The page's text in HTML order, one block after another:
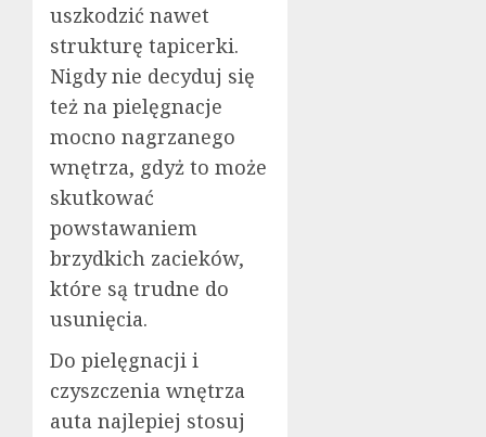
uszkodzić nawet
strukturę tapicerki.
Nigdy nie decyduj się
też na pielęgnacje
mocno nagrzanego
wnętrza, gdyż to może
skutkować
powstawaniem
brzydkich zacieków,
które są trudne do
usunięcia.
Do pielęgnacji i
czyszczenia wnętrza
auta najlepiej stosuj